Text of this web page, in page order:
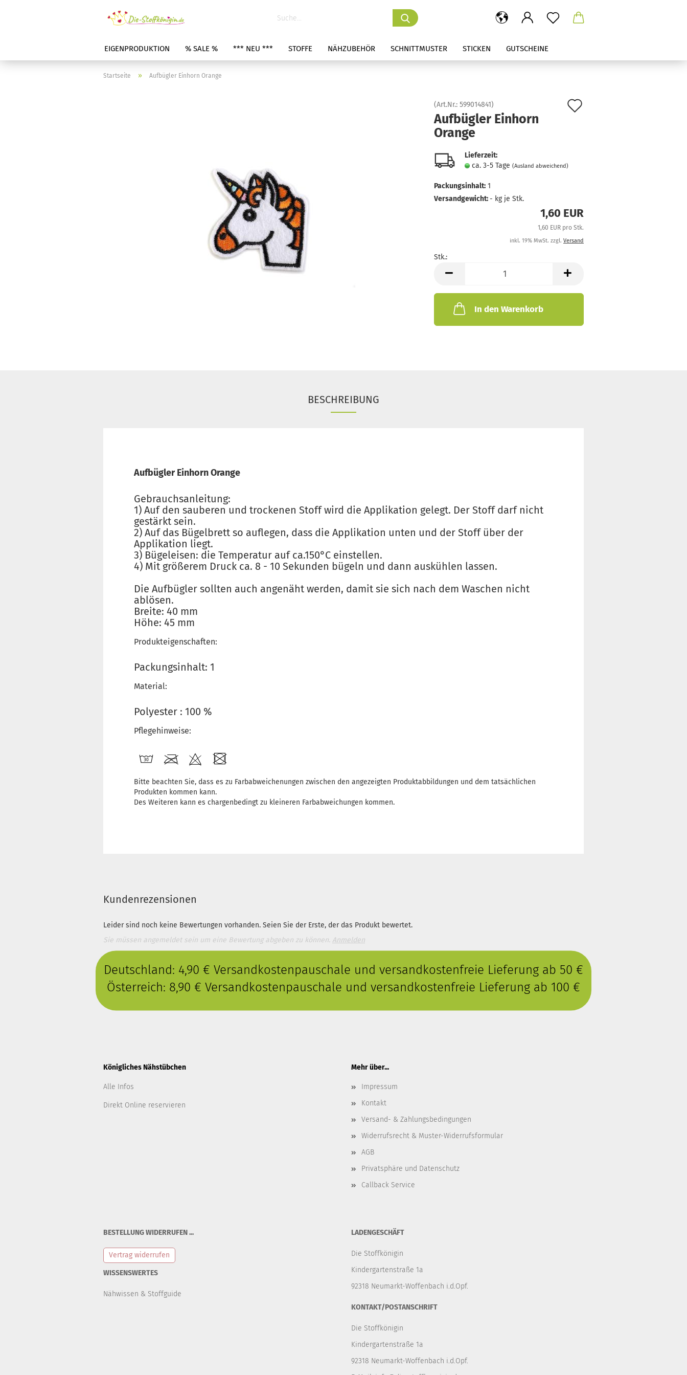
EIGENPRODUKTION % SALE % *** NEU *** STOFFE NÄHZUBEHÖR SCHNITTMUSTER STICKEN GUTSCHEINE
Startseite » Aufbügler Einhorn Orange
(Art.Nr.: 599014841)
Aufbügler Einhorn
Orange
Lieferzeit:
ca. 3-5 Tage (Ausland abweichend)
Packungsinhalt: 1
Versandgewicht:- kg je Stk.
1,60 EUR
1,60 EUR pro Stk.
inkl. 19% MwSt. zzgl. Versand
Stk.:
In den Warenkorb
BESCHREIBUNG
Aufbügler Einhorn Orange
Gebrauchsanleitung:
1) Auf den sauberen und trockenen Stoff wird die Applikation gelegt. Der Stoff darf nicht
gestärkt sein.
2) Auf das Bügelbrett so auflegen, dass die Applikation unten und der Stoff über der
Applikation liegt.
3) Bügeleisen: die Temperatur auf ca.150°C einstellen.
4) Mit größerem Druck ca. 8 - 10 Sekunden bügeln und dann auskühlen lassen.
Die Aufbügler sollten auch angenäht werden, damit sie sich nach dem Waschen nicht
ablösen.
Breite: 40 mm
Höhe: 45 mm
Produkteigenschaften:
Packungsinhalt: 1
Material:
Polyester : 100 %
Pflegehinweise:
Bitte beachten Sie, dass es zu Farbabweichenungen zwischen den angezeigten Produktabbildungen und dem tatsächlichen
Produkten kommen kann.
Des Weiteren kann es chargenbedingt zu kleineren Farbabweichungen kommen.
Kundenrezensionen
Leider sind noch keine Bewertungen vorhanden. Seien Sie der Erste, der das Produkt bewertet.
Sie müssen angemeldet sein um eine Bewertung abgeben zu können. Anmelden
Deutschland: 4,90 € Versandkostenpauschale und versandkostenfreie Lieferung ab 50 €
Österreich: 8,90 € Versandkostenpauschale und versandkostenfreie Lieferung ab 100 €
Königliches Nähstübchen
Alle Infos
Direkt Online reservieren
Mehr über...
Impressum
Kontakt
Versand- & Zahlungsbedingungen
Widerrufsrecht & Muster-Widerrufsformular
AGB
Privatsphäre und Datenschutz
Callback Service
BESTELLUNG WIDERRUFEN ...
Vertrag widerrufen
WISSENSWERTES
Nähwissen & Stoffguide
LADENGESCHÄFT
Die Stoffkönigin
Kindergartenstraße 1a
92318 Neumarkt-Woffenbach i.d.Opf.
KONTAKT/POSTANSCHRIFT
Die Stoffkönigin
Kindergartenstraße 1a
92318 Neumarkt-Woffenbach i.d.Opf.